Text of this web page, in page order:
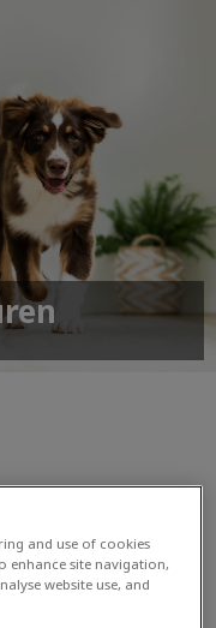
in het belang
and use of cookies
enhance site navigation,
website use, and